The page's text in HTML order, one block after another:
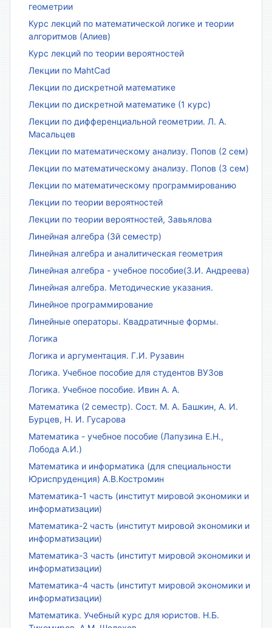
геометрии
Курс лекций по математической логике и теории
алгоритмов (Алиев)
Курс лекций по теории вероятностей
Лекции по MahtCad
Лекции по дискретной математике
Лекции по дискретной математике (1 курс)
Лекции по дифференциальной геометрии. Л. А.
Масальцев
Лекции по математическому анализу. Попов (2 сем)
Лекции по математическому анализу. Попов (3 сем)
Лекции по математическому программированию
Лекции по теории вероятностей
Лекции по теории вероятностей, Завьялова
Линейная алгебра (3й семестр)
Линейная алгебра и аналитическая геометрия
Линейная алгебра - учебное пособие(З.И. Андреева)
Линейная алгебра. Методические указания.
Линейное программирование
Линейные операторы. Квадратичные формы.
Логика
Логика и аргументация. Г.И. Рузавин
Логика. Учебное пособие для студентов ВУЗов
Логика. Учебное пособие. Ивин А. А.
Математика (2 семестр). Сост. М. А. Башкин, А. И.
Бурцев, Н. И. Гусарова
Математика - учебное пособие (Лапузина Е.Н.,
Лобода А.И.)
Математика и информатика (для специальности
Юриспруденция) А.В.Костромин
Математика-1 часть (институт мировой экономики и
информатизации)
Математика-2 часть (институт мировой экономики и
информатизации)
Математика-3 часть (институт мировой экономики и
информатизации)
Математика-4 часть (институт мировой экономики и
информатизации)
Математика. Учебный курс для юристов. Н.Б.